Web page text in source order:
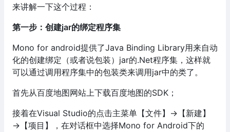
来讲解一下这个过程：
第一步：创建jar的绑定程序集
Mono for android提供了Java Binding Library用来自动
化的创建绑定（或者说包装）jar的.Net程序集，这样就
可以通过调用程序集中的包装类来调用jar中的类了。
首先从百度地图网站上下载百度地图的SDK；
接着在Visual Studio的点击主菜单【文件】→【新建】
→【项目】，在对话框中选择Mono for Android下的